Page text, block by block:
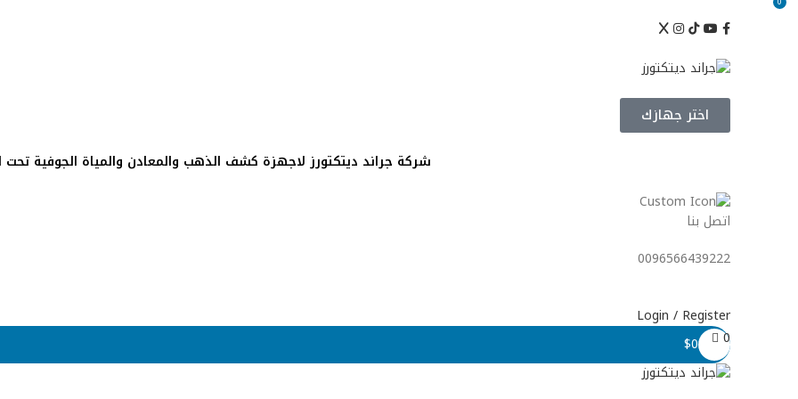
اختر جهازك
شركة جراند ديتكتورز لاجهزة كشف الذهب والمعادن والمياة الجوفية تحت
اتصل بنا
0096566439222
Login / Register
0
$0